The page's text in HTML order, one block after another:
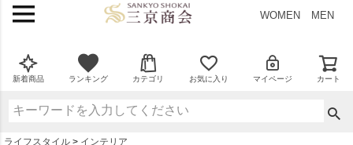
WOMEN MEN
新着商品 ランキング カテゴリ お気に入り マイページ カート
ライフスタイル インテリア